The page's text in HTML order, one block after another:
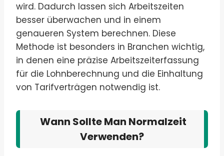
wird. Dadurch lassen sich Arbeitszeiten
besser überwachen und in einem
genaueren System berechnen. Diese
Methode ist besonders in Branchen wichtig,
in denen eine präzise Arbeitszeiterfassung
für die Lohnberechnung und die Einhaltung
von Tarifverträgen notwendig ist.
Wann Sollte Man Normalzeit
Verwenden?